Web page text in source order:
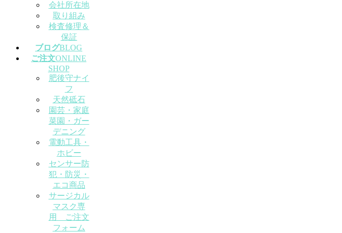
会社所在地
取り組み
検査修理＆
保証
ブログBLOG
ご注文ONLINE
SHOP
肥後守ナイ
フ
天然砥石
園芸・家庭
菜園・ガー
デニング
電動工具・
ホビー
センサー防
犯・防災・
エコ商品
サージカル
マスク専
用 ご注文
フォーム